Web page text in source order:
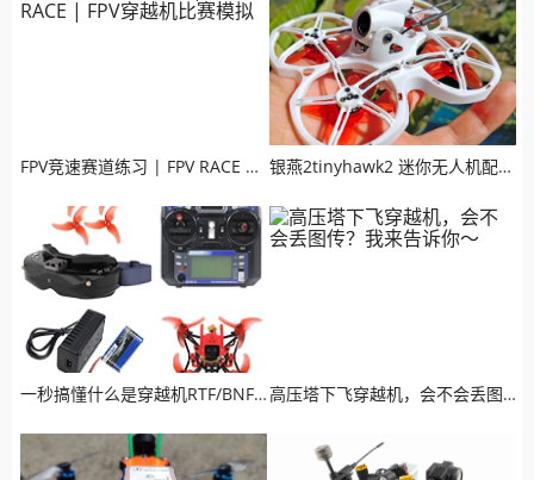
FPV竞速赛道练习 | FPV RACE | FPV穿越机比赛模拟 银燕2tinyhawk2 迷你无人机配置指南（附带固件下载地址）
一秒搞懂什么是穿越机RTF/BNF/PNP；穿越机购买指南 高压塔下飞穿越机，会不会丢图传？我来告诉你～